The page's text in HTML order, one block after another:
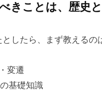
きことは、歴史
したら、まず教えるの
変遷
基礎知識